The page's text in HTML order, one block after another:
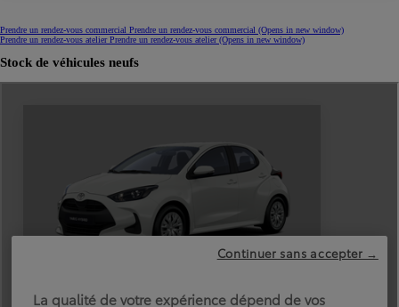
Prendre un rendez-vous commercial Prendre un rendez-vous commercial (Opens in new window)
Prendre un rendez-vous atelierPrendre un rendez-vous atelier(Opens in new window)
Stock de véhicules neufs